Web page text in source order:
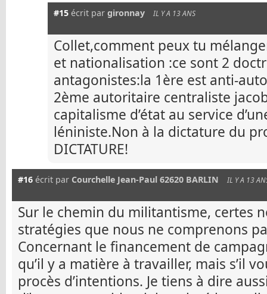
#15 écrit par gironnay IL Y A 13 ANS
Collet,comment peux tu
et nationalisation :ce sont 2
antagonistes:la 1ère est anti-
2ème autoritaire centraliste
capitalisme d’état au service
léniniste.Non à la dictature du
DICTATURE!
#16 écrit par Courchelle Jean-Paul 62620 BARLIN IL Y A 13
Sur le chemin du militantisme, certes
stratégies que nous ne comprenons
Concernant le financement de
qu’il y a matière à travailler, mais s’il
procès d’intentions. Je tiens à dire